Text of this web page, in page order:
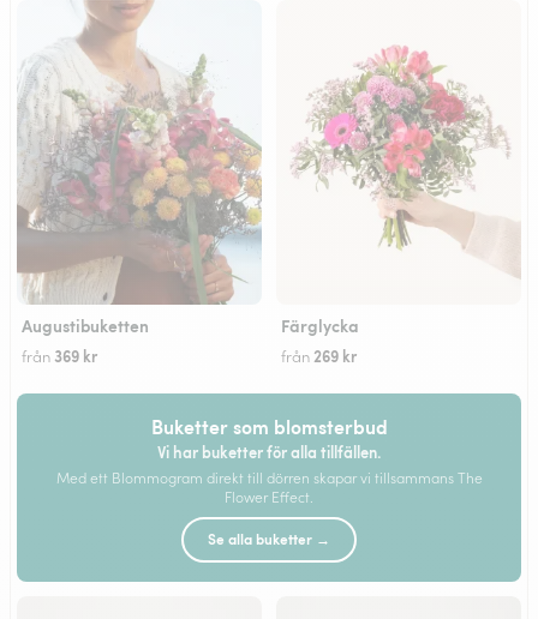
Augustibuketten
från 369 kr
Färglycka
från 269 kr
Buketter som blomsterbud
Vi har buketter för alla tillfällen.
Med ett Blommogram direkt till dörren skapar vi tillsammans The
Flower Effect.
Se alla buketter →